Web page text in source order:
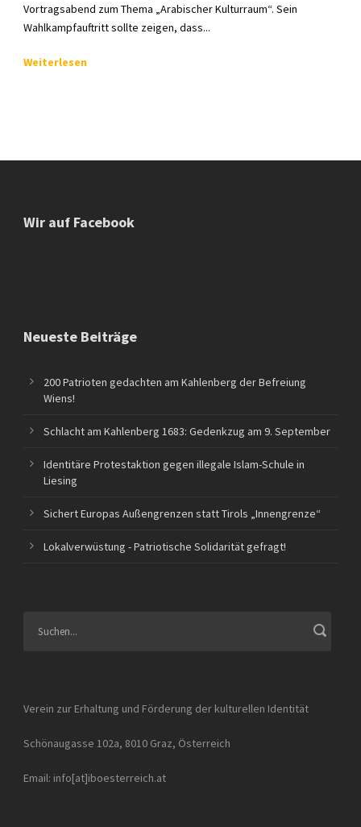
Vortragsabend zum Thema „Arabischer Kulturraum“. Sein
Wahlkampfauftritt sollte zeigen, dass...
Weiterlesen
Wir auf Facebook
Neueste Beiträge
200 Patrioten gedachten am Kahlenberg der Befreiung
Wiens!
Schlacht am Kahlenberg 1683: Gedenkzug am 9. September
Identitäre Protestaktion gegen illegale Islam-Schule in
Liesing
Sichert Europas Außengrenzen statt Tirols „Innengrenze“
Lokalverwüstung - Patriotische Solidarität gefragt!
Verein zur Erhaltung und Förderung der kulturellen Identität
Schönaugasse 102a, 8010 Graz, Österreich
Email: info[at]iboesterreich.at